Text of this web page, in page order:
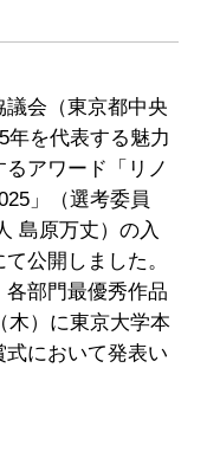
会（東京都中央
年を代表する魅力
アワード「リノ
」（選考委員
島原万丈）の入
公開しました。
部門最優秀作品
木）に東京大学本
において発表い